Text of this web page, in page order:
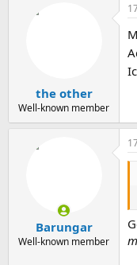
the other
Well-known member
Barungar
Well-known member